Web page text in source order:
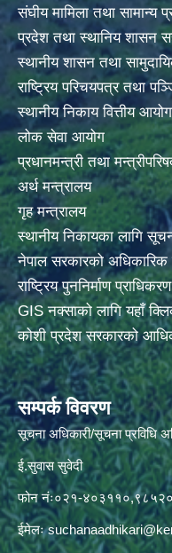
संघीय मामिला तथा सामान्य
प्रदेश तथा स्थानिय शासन
स्थानीय शासन तथा
राष्ट्रिय परिचयपत्र तथा
स्थानीय निकाय वित्तीय
लोक सेवा आयोग
प्रधानमन्त्री तथा
अर्थ मन्त्रालय
गृह मन्त्रालय
स्थानीय निकायका लागि
नेपाल सरकारको अधिकारिक
राष्ट्रिय पुननिर्माण प्राधिकरण
GIS नक्साको लागि यहाँ
कोशी प्रदेश सरकारको
सम्पर्क विवरण
सूचना अधिकारी/सूचना प्रविधि
ई.सुवास सुवेदी
फोन नंः०२१-
ईमेलः